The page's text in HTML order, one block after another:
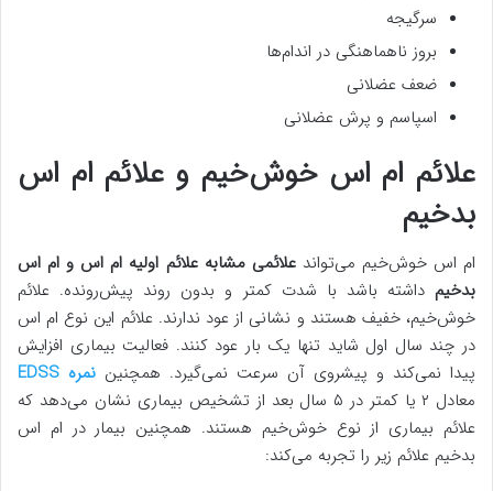
سرگیجه
بروز ناهماهنگی در اندام‌ها
ضعف عضلانی
اسپاسم و پرش عضلانی
علائم ام اس خوش‌خیم و علائم ام اس
بدخیم
ام اس خوش‌خیم می‌تواندعلائمی مشابه علائم اولیه‌ ام اس و ام اس
بدخیم داشته باشد با شدت کمتر و بدون روند پیش‌رونده. علائم
خوش‌خیم، خفیف هستند و نشانی از عود ندارند. علائم این نوع ام اس
در چند سال اول شاید تنها یک‌ بار عود کنند. فعالیت بیماری افزایش
پیدا نمی‌کند و پیشروی آن سرعت نمی‌گیرد. همچنین نمره EDSS
معادل ۲ یا کمتر در ۵ سال بعد از تشخیص بیماری نشان می‌دهد که
علائم بیماری از نوع خوش‌خیم هستند. همچنین بیمار در ام اس
بدخیم علائم زیر را تجربه می‌کند: